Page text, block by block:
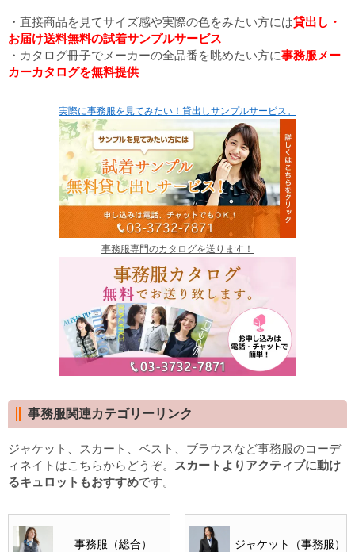
・直接商品を見てサイズ感や実際の色をみたい方には貸出し・
お届け送料無料の試着サンプルサービス
・カタログ冊子でメーカーの全品番を眺めたい方に事務服メー
カーカタログを無料提供
実際に事務服を見てみたい！貸出しサンプルサービス。
事務服専門のカタログを送ります！
事務服関連カテゴリーリンク
ジャケット、スカート、ベスト、ブラウスなど事務服のコーデ
ィネイトはこちらからどうぞ。
スカートよりアクティブに動け
るキュロットもおすすめです。
事務服（総合） ジャケット（事務服）